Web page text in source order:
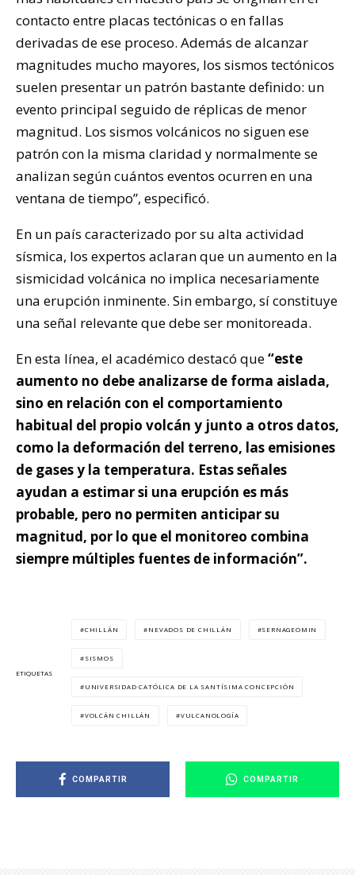
contacto entre placas tectónicas o en fallas
derivadas de ese proceso. Además de alcanzar
magnitudes mucho mayores, los sismos tectónicos
suelen presentar un patrón bastante definido: un
evento principal seguido de réplicas de menor
magnitud. Los sismos volcánicos no siguen ese
patrón con la misma claridad y normalmente se
analizan según cuántos eventos ocurren en una
ventana de tiempo”, especificó.
En un país caracterizado por su alta actividad
sísmica, los expertos aclaran que un aumento en la
sismicidad volcánica no implica necesariamente
una erupción inminente. Sin embargo, sí constituye
una señal relevante que debe ser monitoreada.
En esta línea, el académico destacó que“este
aumento no debe analizarse de forma aislada,
sino en relación con el comportamiento
habitual del propio volcán y junto a otros datos,
como la deformación del terreno, las emisiones
de gases y la temperatura. Estas señales
ayudan a estimar si una erupción es más
probable, pero no permiten anticipar su
magnitud, por lo que el monitoreo combina
siempre múltiples fuentes de información”.
ETIQUETAS
CHILLÁN NEVADOS DE CHILLÁN SERNAGEOMIN
SISMOS
UNIVERSIDAD CATÓLICA DE LA SANTÍSIMA CONCEPCIÓN
VOLCÁN CHILLÁN VULCANOLOGÍA
COMPARTIR COMPARTIR